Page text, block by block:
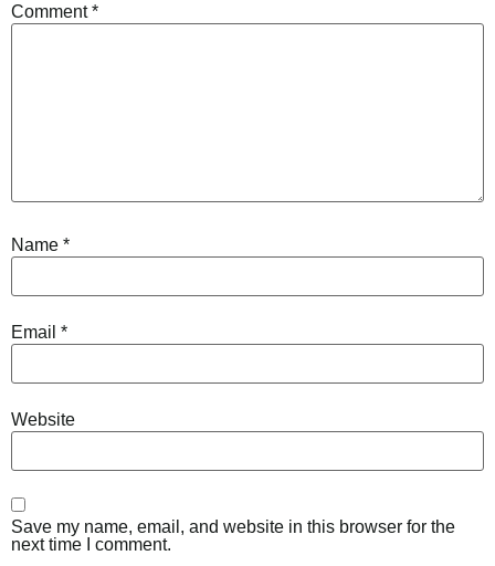
Comment*
Name *
Email *
Website
Save my name, email, and website in this browser for the
next time I comment.